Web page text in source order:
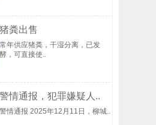
猪粪出售
常年供应猪粪，干湿分离，已发
酵，可直接使..
警情通报，犯罪嫌疑人..
警情通报 2025年12月11日，柳城..